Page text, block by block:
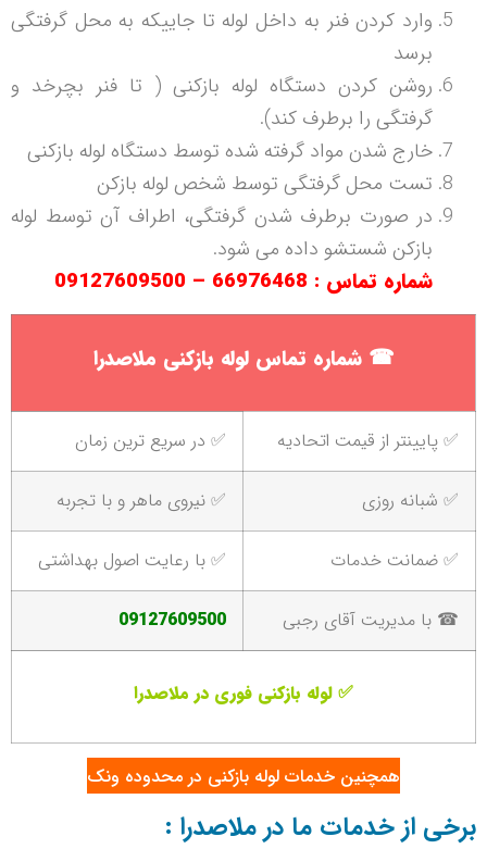
وارد کردن فنر به داخل لوله تا جاییکه به محل گرفتگی
برسد
روشن کردن دستگاه لوله بازکنی ( تا فنر بچرخد و
گرفتگی را برطرف کند).
خارج شدن مواد گرفته شده توسط دستگاه لوله بازکنی
تست محل گرفتگی توسط شخص لوله بازکن
در صورت برطرف شدن گرفتگی، اطراف آن توسط لوله
بازکن شستشو داده می شود.
شماره تماس : 66976468 – 09127609500
☎شماره تماس لوله بازکنی ملاصدرا
✅ پایینتر از قیمت اتحادیه ✅ در سریع ترین زمان
✅ شبانه روزی ✅ نیروی ماهر و با تجربه
✅ ضمانت خدمات ✅ با رعایت اصول بهداشتی
☎ با مدیریت آقای رجبی 09127609500
✅ لوله بازکنی فوری در ملاصدرا
همچنین خدمات لوله بازکنی در محدوده ونک
برخی از خدمات ما در ملاصدرا :